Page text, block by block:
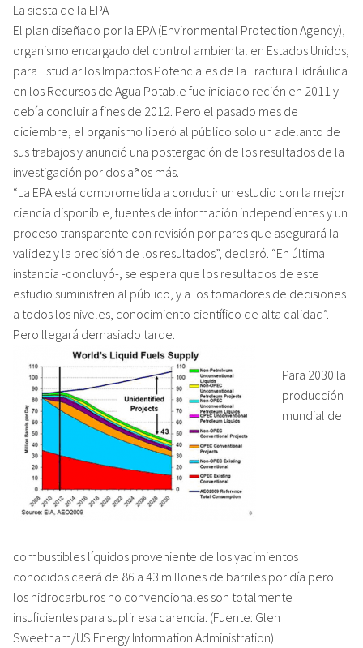
La siesta de la EPA
El plan diseñado por la EPA (Environmental Protection Agency),
organismo encargado del control ambiental en Estados Unidos,
para Estudiar los Impactos Potenciales de la Fractura Hidráulica
en los Recursos de Agua Potable fue iniciado recién en 2011 y
debía concluir a fines de 2012. Pero el pasado mes de
diciembre, el organismo liberó al público solo un adelanto de
sus trabajos y anunció una postergación de los resultados de la
investigación por dos años más.
“La EPA está comprometida a conducir un estudio con la mejor
ciencia disponible, fuentes de información independientes y un
proceso transparente con revisión por pares que asegurará la
validez y la precisión de los resultados”, declaró. “En última
instancia -concluyó-, se espera que los resultados de este
estudio suministren al público, y a los tomadores de decisiones
a todos los niveles, conocimiento científico de alta calidad”.
Pero llegará demasiado tarde.
Para 2030 la
producción
mundial de
combustibles líquidos proveniente de los yacimientos
conocidos caerá de 86 a 43 millones de barriles por día pero
los hidrocarburos no convencionales son totalmente
insuficientes para suplir esa carencia. (Fuente: Glen
Sweetnam/US Energy Information Administration)